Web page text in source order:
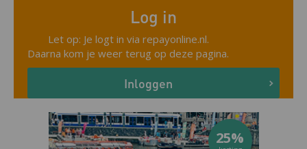
Log in
Let op: Je logt in via repayonline.nl.
Daarna kom je weer terug op deze pagina.
25%